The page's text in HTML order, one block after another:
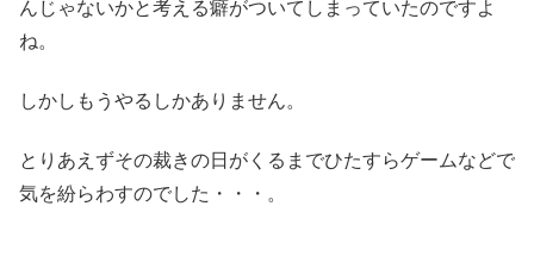
んじゃないかと考える癖がついてしまっていたのですよ
ね。
しかしもうやるしかありません。
とりあえずその裁きの日がくるまでひたすらゲームなどで
気を紛らわすのでした・・・。